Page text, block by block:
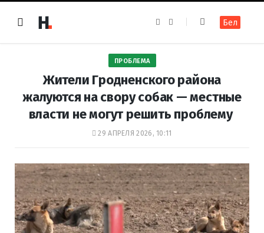
e
k
t
a
m
Бел
ПРОБЛЕМА
Жители Гродненского района
жалуются на свору собак — местные
власти не могут решить проблему
29 АПРЕЛЯ 2026, 10:11